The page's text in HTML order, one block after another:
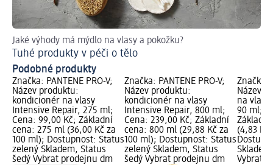
Jaké výhody má mýdlo na vlasy a pokožku?
Tuhé produkty v péči o tělo
Podobné produkty
Značka: PANTENE PRO-V;
Název produktu:
kondicionér na vlasy
Intensive Repair, 275 ml;
Cena: 99,00 Kč; Základní
cena: 275 ml (36,00 Kč za
100 ml); Dostupnost: Status
zelený Skladem, Status
šedý Vybrat prodejnu dm
Značka: PANTENE PRO-V;
Název produktu:
kondicionér na vlasy
Intensive Repair, 800 ml;
Cena: 239,00 Kč; Základní
cena: 800 ml (29,88 Kč za
100 ml); Dostupnost: Status
zelený Skladem, Status
šedý Vybrat prodejnu dm
Značka:
Název
na vlasy
90 ml;
(4,83 Kč
Vybrat